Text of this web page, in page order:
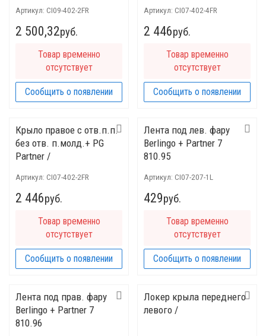
Артикул: CI09-402-2FR
2 500,32руб.
Товар временно
отсутствует
Сообщить о появлении
Артикул: CI07-402-4FR
2 446руб.
Товар временно
отсутствует
Сообщить о появлении
Крыло правое с отв.п.п.
без отв. п.молд.+ PG
Partner /
2/7841 J9
Артикул: CI07-402-2FR
2 446руб.
Товар временно
отсутствует
Сообщить о появлении
Лента под лев. фару
Berlingo + Partner 7
810.95
Артикул: CI07-207-1L
429руб.
Товар временно
отсутствует
Сообщить о появлении
Лента под прав. фару
Berlingo + Partner 7
810.96
Локер крыла переднего
левого /